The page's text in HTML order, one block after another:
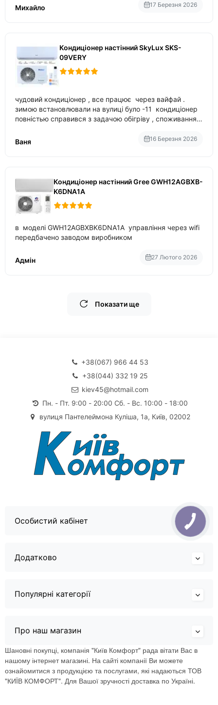
Михайло 17 Березня 2026
Кондиціонер настінний SkyLux SKS-
09VERY
чудовий кондиціонер , все працює через вайфай .
зимою встановлювали на вулиці було -11 кондиціонер
повністью справився з задачою обігріву , споживання
температури
Ваня 16 Березня 2026
Кондиціонер настінний Gree GWH12AGBXB-
K6DNA1A
в моделі GWH12AGBXBK6DNA1A управління через wifi
передбачено заводом виробником
Адмін 27 Лютого 2026
Показати ще
+38(067) 966 44 53
+38(044) 332 19 25
kiev45@hotmail.com
Пн. - Пт. 9:00 - 20:00 Сб. - Вс. 10:00 - 18:00
вулиця Пантелеймона Куліша, 1а, Київ, 02002
Особистий кабінет
Додатково
Популярні категорії
Про наш магазин
Шановні покупці, компанія "Київ Комфорт" рада вітати Вас в
нашому інтернет магазині. На сайті компанії Ви можете
ознайомитися з продукцією та послугами, які надаються ТОВ
"КИЇВ КОМФОРТ". Для Вашої зручності доставка по Україні.